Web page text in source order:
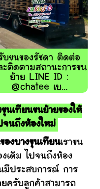
บขนของรัชดา ติดต่อ
ะติดตามสถานะการขน
ย้าย LINE ID :
@chatee เบ...
นเทียนขนย้ายของให้
จนถึงห้องใหม่
องบางขุนเทียนเราขน
เดิม ไปจนถึงห้อง
มีประสบการณ์ การ
ยครับลูกค้าสามารถ